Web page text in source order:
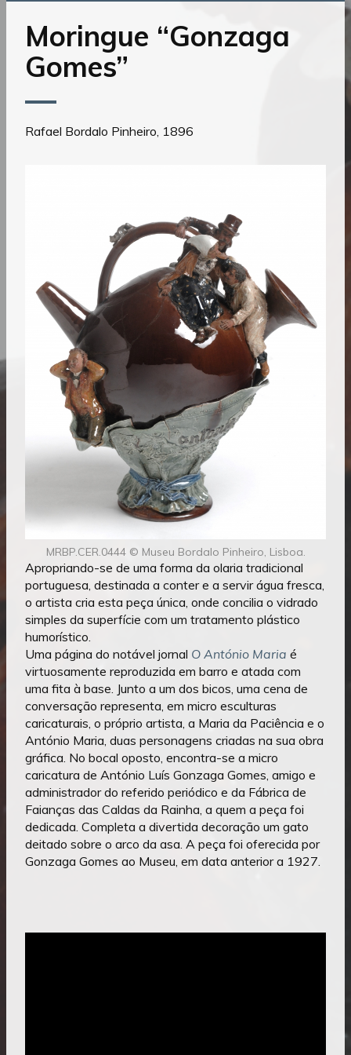
Moringue “Gonzaga
Gomes”
Rafael Bordalo Pinheiro, 1896
MRBP.CER.0444 © Museu Bordalo Pinheiro, Lisboa.
Apropriando-se de uma forma da olaria tradicional
portuguesa, destinada a conter e a servir água fresca,
o artista cria esta peça única, onde concilia o vidrado
simples da superfície com um tratamento plástico
humorístico.
Uma página do notável jornal O António Maria é
virtuosamente reproduzida em barro e atada com
uma fita à base. Junto a um dos bicos, uma cena de
conversação representa, em micro esculturas
caricaturais, o próprio artista, a Maria da Paciência e o
António Maria, duas personagens criadas na sua obra
gráfica. No bocal oposto, encontra-se a micro
caricatura de António Luís Gonzaga Gomes, amigo e
administrador do referido periódico e da Fábrica de
Faianças das Caldas da Rainha, a quem a peça foi
dedicada. Completa a divertida decoração um gato
deitado sobre o arco da asa. A peça foi oferecida por
Gonzaga Gomes ao Museu, em data anterior a 1927.